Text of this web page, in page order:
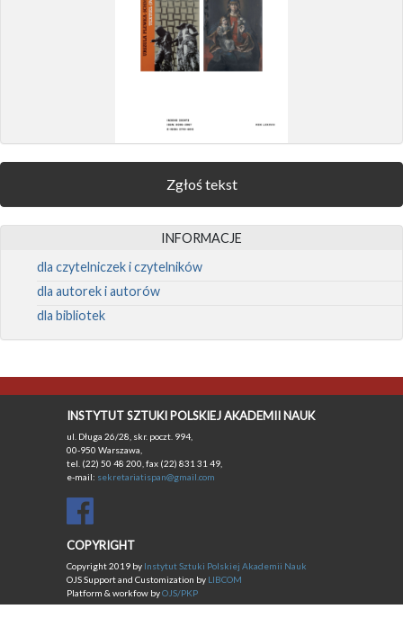
Zgłoś tekst
INFORMACJE
dla czytelniczek i czytelników
dla autorek i autorów
dla bibliotek
INSTYTUT SZTUKI POLSKIEJ AKADEMII NAUK
ul. Długa 26/28, skr. poczt. 994,
00-950 Warszawa,
tel. (22) 50 48 200, fax (22) 831 31 49,
e-mail: sekretariatispan@gmail.com
COPYRIGHT
Copyright 2019 by Instytut Sztuki Polskiej Akademii Nauk
OJS Support and Customization by LIBCOM
Platform & workfow byOJS/PKP